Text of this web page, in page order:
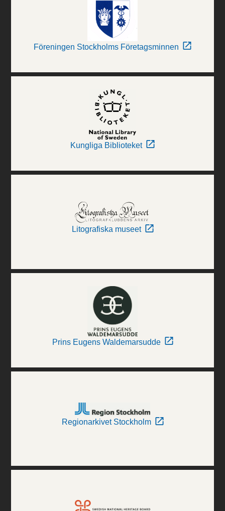
Föreningen Stockholms Företagsminnen
Kungliga Biblioteket
Litografiska museet
Prins Eugens Waldemarsudde
Regionarkivet Stockholm